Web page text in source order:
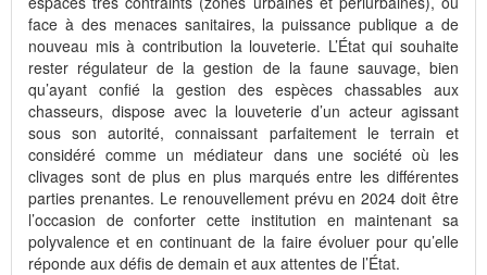
face à des menaces sanitaires, la puissance publique a de
nouveau mis à contribution la louveterie. L’État qui souhaite
rester régulateur de la gestion de la faune sauvage, bien
qu’ayant confié la gestion des espèces chassables aux
chasseurs, dispose avec la louveterie d’un acteur agissant
sous son autorité, connaissant parfaitement le terrain et
considéré comme un médiateur dans une société où les
clivages sont de plus en plus marqués entre les différentes
parties prenantes. Le renouvellement prévu en 2024 doit être
l’occasion de conforter cette institution en maintenant sa
polyvalence et en continuant de la faire évoluer pour qu’elle
réponde aux défis de demain et aux attentes de l’État.